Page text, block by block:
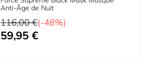
Anti-Âge de Nuit
Prix normal
116,00 €(-48%)
Prix spécial
59,95 €